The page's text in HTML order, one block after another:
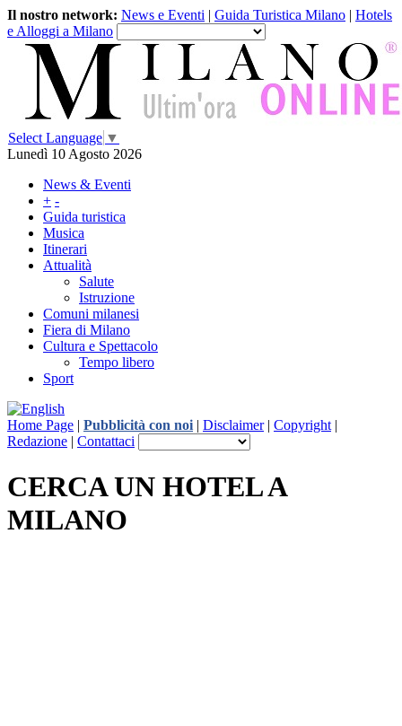
Il nostro network: News e Eventi | Guida Turistica Milano | Hotels
e Alloggi a Milano
Select Language ▼
Lunedì 10 Agosto 2026
News & Eventi
+ -
Guida turistica
Musica
Itinerari
Attualità
Salute
Istruzione
Comuni milanesi
Fiera di Milano
Cultura e Spettacolo
Tempo libero
Sport
Home Page | Pubblicità con noi | Disclaimer| Copyright |
Redazione | Contattaci
CERCA UN HOTEL A
MILANO